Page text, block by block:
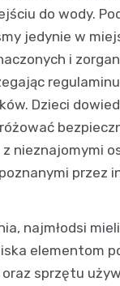
do wody.
jedynie w
i
Dzieci
nieznajomymi
przez
najmłodsi
elementom
sprzętu